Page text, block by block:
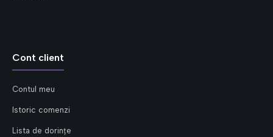
Cont client
Contul meu
Istoric comenzi
Lista de dorințe